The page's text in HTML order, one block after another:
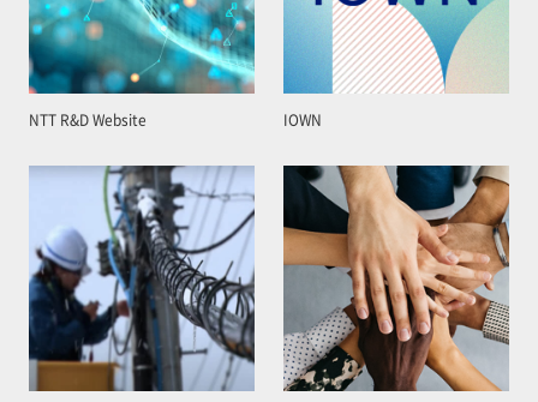
NTT R&D Website IOWN